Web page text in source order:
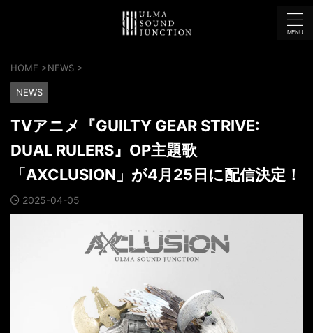
HOME >NEWS >
NEWS
TVアニメ『GUILTY GEAR STRIVE:
DUAL RULERS』OP主題歌
「AXCLUSION」が4月25日に配信決定！
2025-04-05